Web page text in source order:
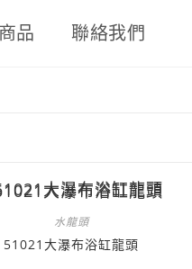
品 聯絡我們
水龍頭
51021大瀑布浴缸龍頭